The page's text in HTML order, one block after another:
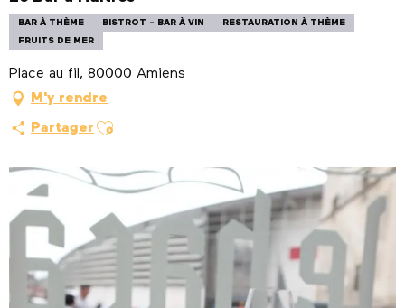
BAR À THÈME BISTROT - BAR À VIN
RESTAURATION À THÈME
FRUITS DE MER
Place au fil, 80000 Amiens
M'y rendre
Partager Ajouter aux favoris